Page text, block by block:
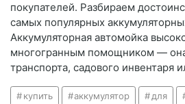
покупателей. Разбираем
самых популярных
Аккумуляторная автомойка
многогранным помощником —
транспорта, садового инвентаря
купить аккумулятор для